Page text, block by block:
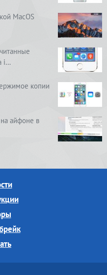
MacOS
i…
копии
на айфоне в